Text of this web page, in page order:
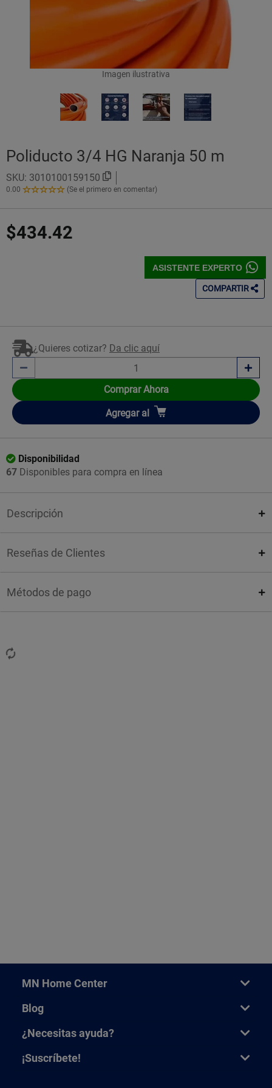
Imagen ilustrativa
Poliducto 3/4 HG Naranja 50 m
SKU: 3010100159150
0.00
0.00
Estrellas!
(Se el primero en comentar)
$434.42
ASISTENTE EXPERTO
COMPARTIR
¿Quieres cotizar? Da clic aquí
Comprar Ahora
Añadir
Agregar al
Disponibilidad
67 Disponibles para compra en línea
Descripción
Reseñas de Clientes
Métodos de pago
MN Home Center
Blog
¿Necesitas ayuda?
¡Suscríbete!